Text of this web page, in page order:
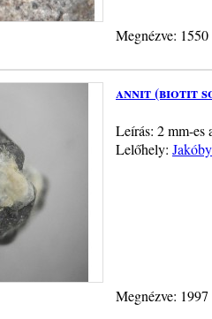
Megnézve:
annit (biotit
Leírás: 2 mm-es
Lelőhely:
Megnézve: